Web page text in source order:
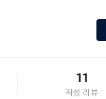
11
작성 리뷰